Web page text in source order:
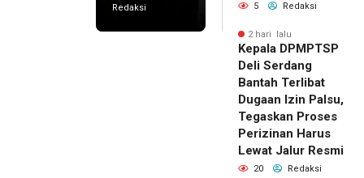
Redaksi
5 Redaksi
2 hari lalu
Kepala DPMPTSP
Deli Serdang
Bantah Terlibat
Dugaan Izin Palsu,
Tegaskan Proses
Perizinan Harus
Lewat Jalur Resmi
20 Redaksi